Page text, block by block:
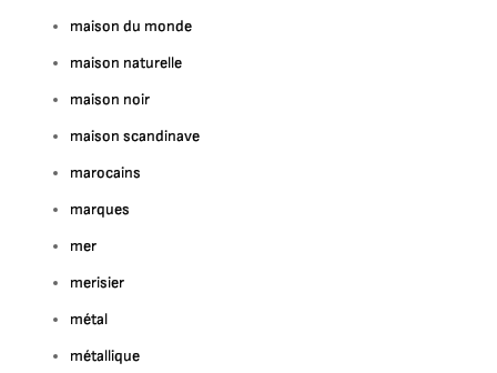
maison du monde
maison naturelle
maison noir
maison scandinave
marocains
marques
mer
merisier
métal
métallique